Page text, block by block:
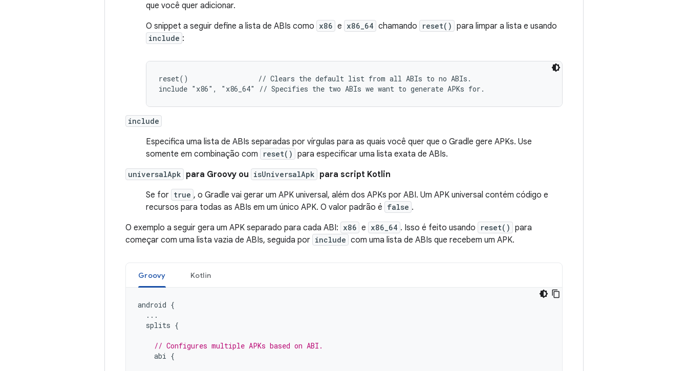
que você quer adicionar.
O snippet a seguir define a lista de ABIs como x86 e x86_64 chamando reset() para limpar a lista e usando
include :
reset()                 // Clears the default list from all ABIs to no ABIs.
include
Especifica uma lista de ABIs separadas por vírgulas para as quais você quer que o Gradle gere APKs. Use
somente em combinação com
reset() para especificar uma lista exata de ABIs.
universalApk para Groovy ou isUniversalApk para script Kotlin
Se for true , o Gradle vai gerar um APK universal, além dos APKs por ABI. Um APK universal contém código e
recursos para todas as ABIs em um único APK. O valor padrão é false .
O exemplo a seguir gera um APK separado para cada ABI: x86 e x86_64 . Isso é feito usando reset() para
começar com uma lista vazia de ABIs, seguida por include com uma lista de ABIs que recebem um APK.
Groovy Kotlin
android {
...
splits {
// Configures multiple APKs based on ABI.
abi {